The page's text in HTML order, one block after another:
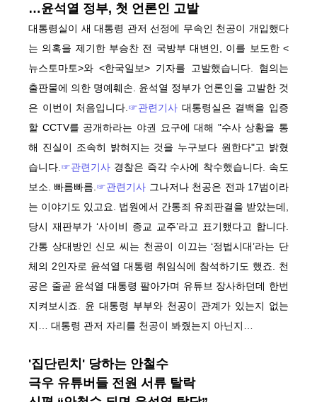
…윤석열 정부, 첫 언론인 고발
대통령실이 새 대통령 관저 선정에 무속인 천공이 개입했다
는 의혹을 제기한 부승찬 전 국방부 대변인, 이를 보도한 <
뉴스토마토>와 <한국일보> 기자를 고발했습니다. 혐의는
출판물에 의한 명예훼손. 윤석열 정부가 언론인을 고발한 것
은 이번이 처음입니다. ☞관련기사 대통령실은 결백을 입증
할 CCTV를 공개하라는 야권 요구에 대해 "수사 상황을 통
해 진실이 조속히 밝혀지는 것을 누구보다 원한다"고 밝혔
습니다. ☞관련기사 경찰은 즉각 수사에 착수했습니다. 속도
보소. 빠름빠름. ☞관련기사 그나저나 천공은 전과 17범이라
는 이야기도 있고요. 법원에서 간통죄 유죄판결을 받았는데,
당시 재판부가 ‘사이비 종교 교주’라고 표기했다고 합니다.
간통 상대방인 신모 씨는 천공이 이끄는 ‘정법시대’라는 단
체의 2인자로 윤석열 대통령 취임식에 참석하기도 했죠. 천
공은 줄곧 윤석열 대통령 팔아가며 유튜브 장사하던데 한번
지켜보시죠. 윤 대통령 부부와 천공이 관계가 있는지 없는
지… 대통령 관저 자리를 천공이 봐줬는지 아닌지…
'집단린치' 당하는 안철수
극우 유튜버들 전원 서류 탈락